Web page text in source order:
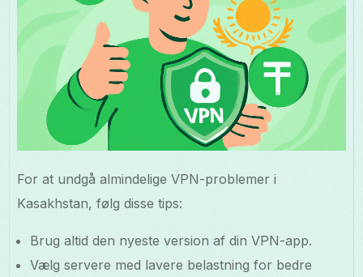
For at undgå almindelige VPN-problemer i
Kasakhstan, følg disse tips:
Brug altid den nyeste version af din VPN-app.
Vælg servere med lavere belastning for bedre